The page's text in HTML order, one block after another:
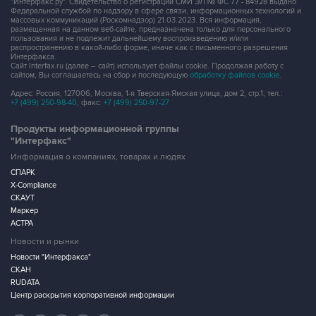
пользования и не подлежит дальнейшему воспроизведению и/или
распространению в какой-либо форме, иначе как с письменного разрешения
Интерфакса.
Сайт Interfax.ru (далее – сайт) использует файлы cookie. Продолжая работу с
сайтом, Вы соглашаетесь на сбор и последующую обработку файлов cookie.
Адрес: Россия, 127006, Москва, 1-я Тверская-Ямская улица, дом 2, стр.1, тел.:
+7 (499) 250-98-40, факс: +7 (499) 250-97-27
Продукты информационной группы
Информация о компаниях, товарах и людях
СПАРК
X-Compliance
СКАУТ
Маркер
АСТРА
Новости и рынки
Новости "Интерфакса"
СКАН
RUDATA
Центр раскрытия корпоративной информации